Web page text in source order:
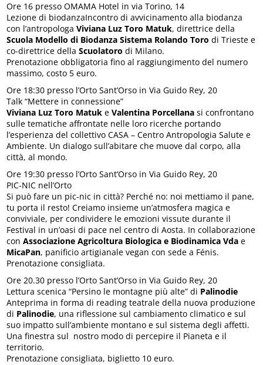
Ore 16 presso OMAMA Hotel in via Torino, 14
Lezione di biodanzaIncontro di avvicinamento alla biodanza
con l’antropologaViviana Luz Toro Matuk, direttrice della
Scuola Modello di Biodanza Sistema Rolando Toro di Trieste e
co-direttrice dellaScuolatorodi Milano.
Prenotazione obbligatoria fino al raggiungimento del numero
massimo, costo 5 euro.
Ore 18:30 presso l’Orto Sant’Orso in Via Guido Rey, 20
Talk “Mettere in connessione”
Viviana Luz Toro Matuk eValentina Porcellana si confrontano
sulle tematiche affrontate nelle loro ricerche portando
l’esperienza del collettivo CASA – Centro Antropologia Salute e
Ambiente. Un dialogo sull’abitare che muove dal corpo, alla
città, al mondo.
Ore 19:30 presso l’Orto Sant’Orso in Via Guido Rey, 20
PIC-NIC nell’Orto
Si può fare un pic-nic in città? Perché no: noi mettiamo il pane,
tu porta il resto! Creiamo insieme un’atmosfera magica e
conviviale, per condividere le emozioni vissute durante il
Festival in un’oasi di pace nel centro di Aosta. In collaborazione
conAssociazione Agricoltura Biologica e Biodinamica Vda e
MicaPan, panificio artigianale vegan con sede a Fénis.
Prenotazione consigliata.
Ore 20.30 presso l’Orto Sant’Orso in Via Guido Rey, 20
Lettura scenica “Persino le montagne più alte” di Palinodie
Anteprima in forma di reading teatrale della nuova produzione
di Palinodie, una riflessione sul cambiamento climatico e sul
suo impatto sull’ambiente montano e sul sistema degli affetti.
Una finestra sul nostro modo di percepire il Pianeta e il
territorio.
Prenotazione consigliata, biglietto 10 euro.